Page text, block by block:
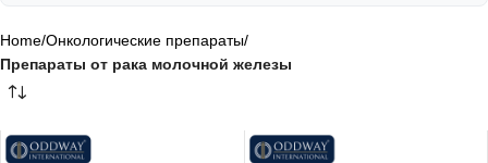
Home/Онкологические препараты/
Препараты от рака молочной железы